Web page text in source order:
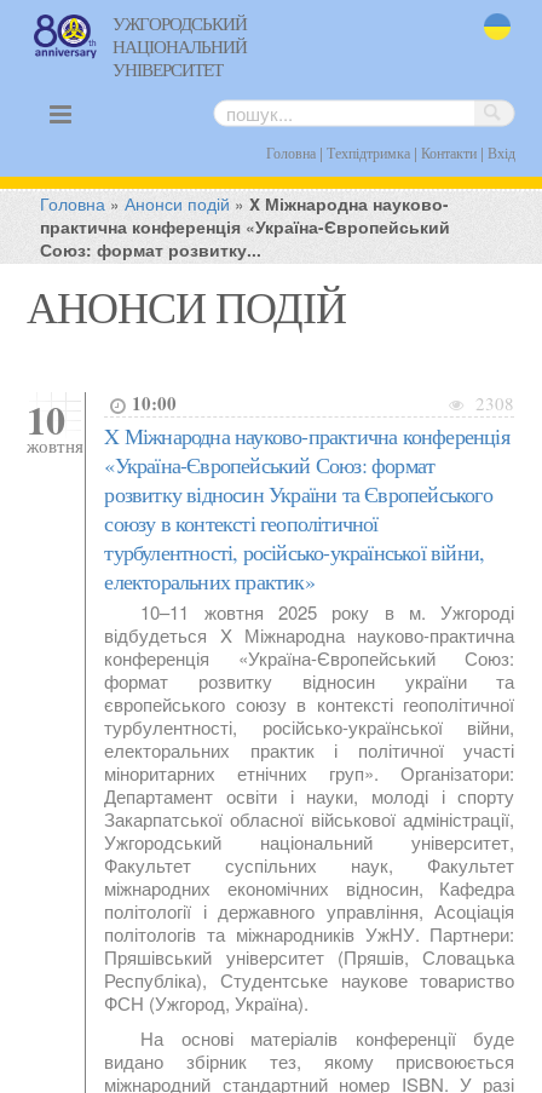
УЖГОРОДСЬКИЙ
НАЦІОНАЛЬНИЙ
УНІВЕРСИТЕТ
Головна| Техпідтримка| Контакти| Вхід
Головна »Анонси подій »X Міжнародна науково-
практична конференція «Україна-Європейський
Союз: формат розвитку...
АНОНСИ ПОДІЙ
10
жовтня
10:00 2308
X Міжнародна науково-практична конференція
«Україна-Європейський Союз: формат
розвитку відносин України та Європейського
союзу в контексті геополітичної
турбулентності, російсько-української війни,
електоральних практик»
10–11 жовтня 2025 року в м. Ужгороді
відбудеться X Міжнародна науково-практична
конференція «Україна-Європейський Союз:
формат розвитку відносин україни та
європейського союзу в контексті геополітичної
турбулентності, російсько-української війни,
електоральних практик і політичної участі
міноритарних етнічних груп». Організатори:
Департамент освіти і науки, молоді і спорту
Закарпатської обласної військової адміністрації,
Ужгородський національний університет,
Факультет суспільних наук, Факультет
міжнародних економічних відносин, Кафедра
політології і державного управління, Асоціація
політологів та міжнародників УжНУ. Партнери:
Пряшівський університет (Пряшів, Словацька
Республіка), Студентське наукове товариство
ФСН (Ужгород, Україна).
На основі матеріалів конференції буде
видано збірник тез, якому присвоюється
міжнародний стандартний номер ISBN.У разі